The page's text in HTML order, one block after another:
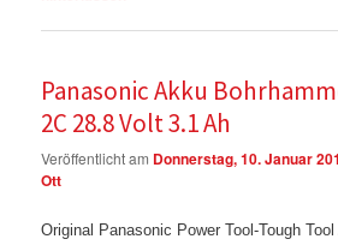
Panasonic Akku
2C 28.8 Volt 3.1 Ah
Veröffentlicht am Donnerstag, 10. Januar
Ott
Original Panasonic Power Tool-Tough